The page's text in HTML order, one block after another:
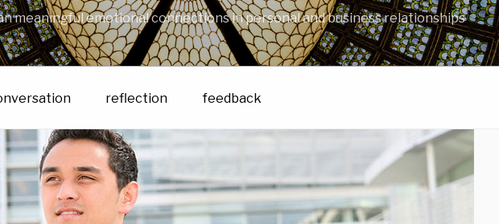
meaningful emotional connections in personal and business relationships
reflection feedback